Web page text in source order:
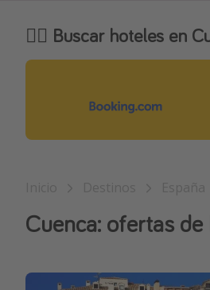
🕵️‍♀️ Buscar hoteles en
Cuenca: ofertas